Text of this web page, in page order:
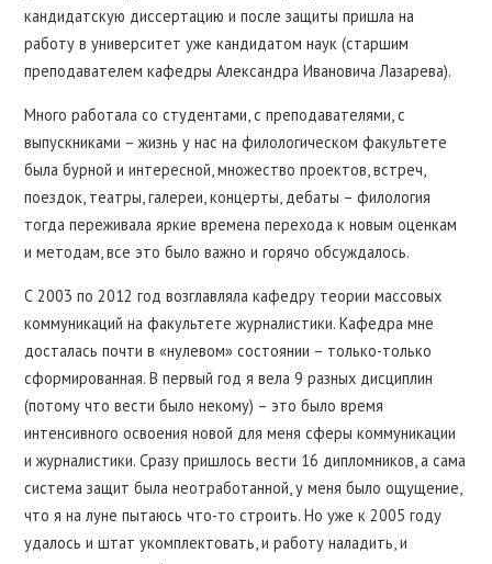
кандидатскую диссертацию и после защиты пришла на
работу в университет уже кандидатом наук (старшим
преподавателем кафедры Александра Ивановича Лазарева).
Много работала со студентами, с преподавателями, с
выпускниками – жизнь у нас на филологическом факультете
была бурной и интересной, множество проектов, встреч,
поездок, театры, галереи, концерты, дебаты – филология
тогда переживала яркие времена перехода к новым оценкам
и методам, все это было важно и горячо обсуждалось.
С 2003 по 2012 год возглавляла кафедру теории массовых
коммуникаций на факультете журналистики. Кафедра мне
досталась почти в «нулевом» состоянии – только-только
сформированная. В первый год я вела 9 разных дисциплин
(потому что вести было некому) – это было время
интенсивного освоения новой для меня сферы коммуникации
и журналистики. Сразу пришлось вести 16 дипломников, а сама
система защит была неотработанной, у меня было ощущение,
что я на луне пытаюсь что-то строить. Но уже к 2005 году
удалось и штат укомплектовать, и работу наладить, и